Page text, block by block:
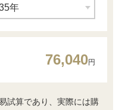
76,040円
試算であり、実際には購